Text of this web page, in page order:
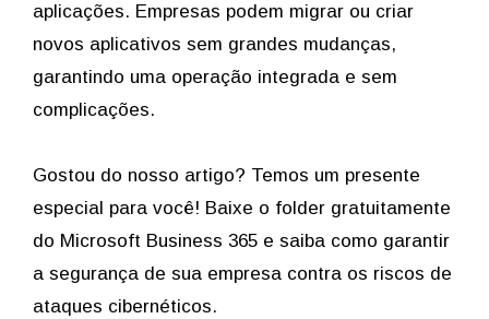
aplicações. Empresas podem migrar ou criar
novos aplicativos sem grandes mudanças,
garantindo uma operação integrada e sem
complicações.
Gostou do nosso artigo? Temos um presente
especial para você! Baixe o folder gratuitamente
do Microsoft Business 365 e saiba como garantir
a segurança de sua empresa contra os riscos de
ataques cibernéticos.